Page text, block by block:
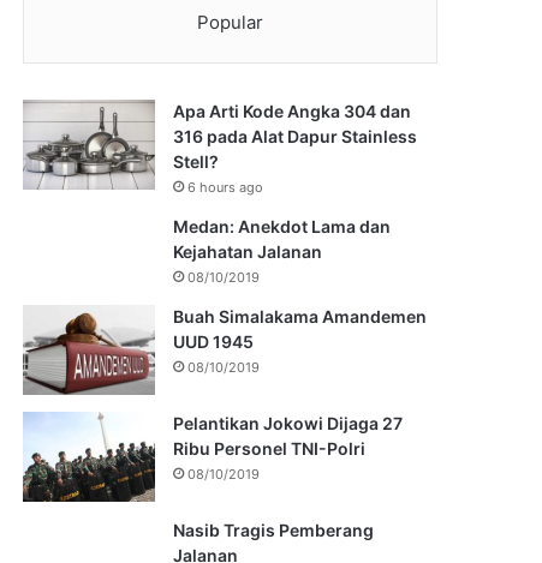
Popular
Apa Arti Kode Angka 304 dan
316 pada Alat Dapur Stainless
Stell?
6 hours ago
Medan: Anekdot Lama dan
Kejahatan Jalanan
08/10/2019
Buah Simalakama Amandemen
UUD 1945
08/10/2019
Pelantikan Jokowi Dijaga 27
Ribu Personel TNI-Polri
08/10/2019
Nasib Tragis Pemberang
Jalanan